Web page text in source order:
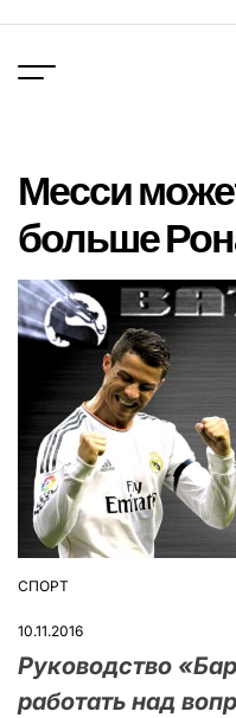
вмісту
Месси
больше
ОПУБЛІКУВАТИ
СПОРТ
10.11.2016
Руководство
работать над